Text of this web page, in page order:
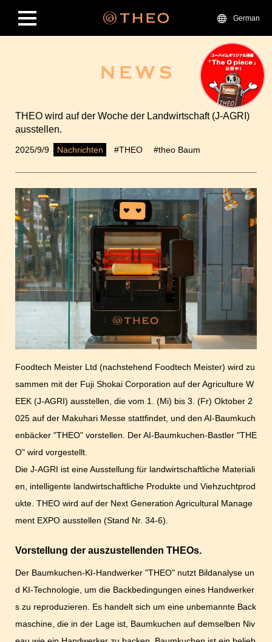
German
THEO wird auf der Woche der Landwirtschaft (J-AGRI)
ausstellen.
2025/9/9 Nachrichten #THEO #theo Baum
Foodtech Meister Ltd (nachstehend Foodtech Meister) wird zu
sammen mit der Fuji Shokai Corporation auf der Agriculture W
EEK (J-AGRI) ausstellen, die vom 1. (Mi) bis 3. (Fr) Oktober 2
025 auf der Makuhari Messe stattfindet, und den AI-Baumkuch
enbäcker "THEO" vorstellen. Der AI-Baumkuchen-Bastler "THE
O" wird vorgestellt.
Die J-AGRI ist eine Ausstellung für landwirtschaftliche Materiali
en, intelligente landwirtschaftliche Produkte und Viehzuchtprod
ukte. THEO wird auf der Next Generation Agricultural Manage
ment EXPO ausstellen (Stand Nr. 34-6).
Vorstellung der auszustellenden THEOs.
Der Baumkuchen-KI-Handwerker "THEO" nutzt Bildanalyse un
d KI-Technologie, um die Backbedingungen eines Handwerker
s zu reproduzieren. Es handelt sich um eine unbemannte Back
maschine, die in der Lage ist, Baumkuchen auf demselben Niv